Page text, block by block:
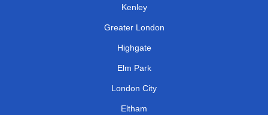
Kenley
Greater London
Highgate
Elm Park
London City
Eltham